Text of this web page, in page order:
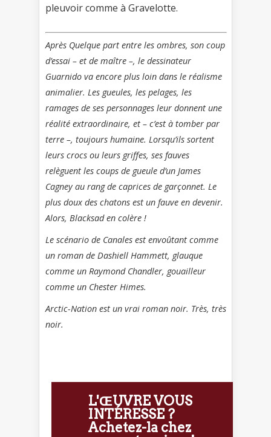
pleuvoir comme à Gravelotte.
Après Quelque part entre les ombres, son coup
d’essai – et de maître –, le dessinateur
Guarnido va encore plus loin dans le réalisme
animalier. Les gueules, les pelages, les
ramages de ses personnages leur donnent une
réalité extraordinaire, et – c’est à tomber par
terre –, toujours humaine. Lorsqu’ils sortent
leurs crocs ou leurs griffes, ses fauves
relèguent les coups de gueule d’un James
Cagney au rang de caprices de garçonnet. Le
plus doux des chatons est un fauve en devenir.
Alors, Blacksad en colère !
Le scénario de Canales est envoûtant comme
un roman de Dashiell Hammett, glauque
comme un Raymond Chandler, gouailleur
comme un Chester Himes.
Arctic-Nation est un vrai roman noir. Très, très
noir.
L'ŒUVRE VOUS
INTÉRESSE ?
Achetez-la chez